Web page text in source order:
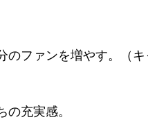
ファンを増やす。（キ
充実感。